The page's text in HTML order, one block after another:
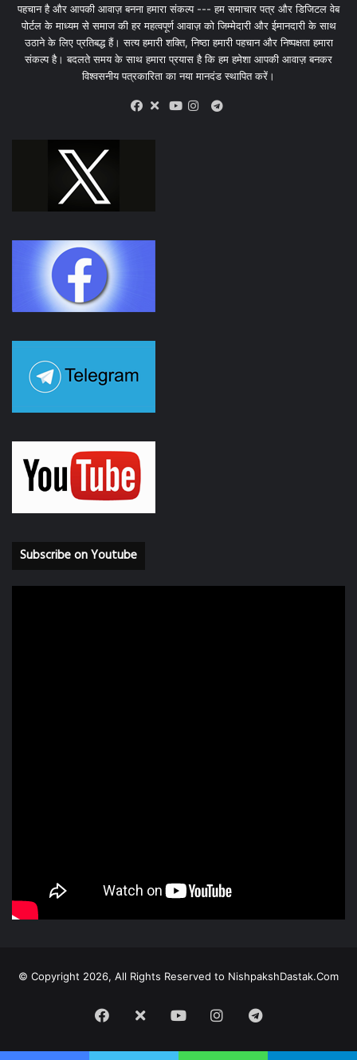
पहचान है और आपकी आवाज़ बनना हमारा संकल्प --- हम समाचार पत्र और डिजिटल वेब
पोर्टल के माध्यम से समाज की हर महत्वपूर्ण आवाज़ को जिम्मेदारी और ईमानदारी के साथ
उठाने के लिए प्रतिबद्ध हैं। सत्य हमारी शक्ति, निष्ठा हमारी पहचान और निष्पक्षता हमारा
संकल्प है। बदलते समय के साथ हमारा प्रयास है कि हम हमेशा आपकी आवाज़ बनकर
विश्वसनीय पत्रकारिता का नया मानदंड स्थापित करें।
X
Telegram
Subscribe on Youtube
© Copyright 2026, All Rights Reserved to NishpakshDastak.Com
Facebook
X YoutubeInstagramTelegram